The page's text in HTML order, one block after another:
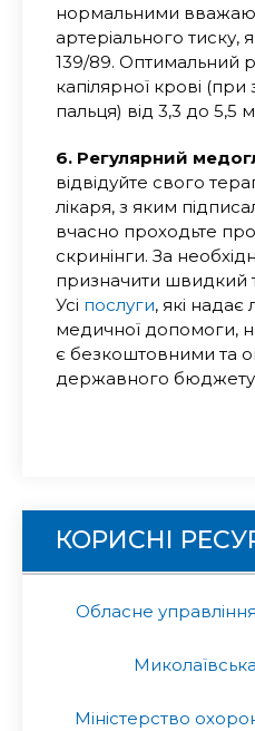
нормальними
артеріального тиску,
139/89. Оптимальний
капілярної крові (при
пальця) від 3,3 до 5,5
6. Регулярний
відвідуйте свого
лікаря, з яким
вчасно проходьте
скринінги. За
призначити швидкий
Усі послуги, які надає
медичної допомоги,
є безкоштовними та
державного бюджету
КОРИСНІ
Обласне
Міністерство